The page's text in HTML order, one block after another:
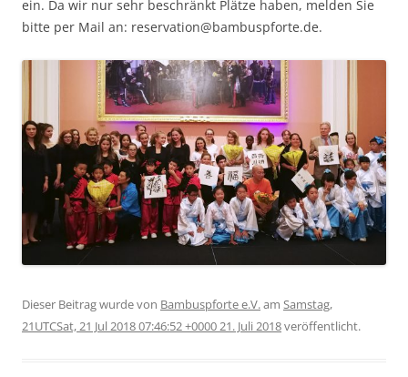
ein. Da wir nur sehr beschränkt Plätze haben, melden Sie
bitte per Mail an: reservation@bambuspforte.de.
Dieser Beitrag wurdevon Bambuspforte e.V.am Samstag,
21UTCSat, 21 Jul 2018 07:46:52 +0000 21. Juli 2018veröffentlicht.